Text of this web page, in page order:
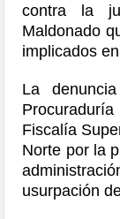
contra la
Maldonado
implicados
La
Fiscalía
Norte por la
usurpación